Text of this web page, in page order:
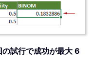
試行で成功が最大 6